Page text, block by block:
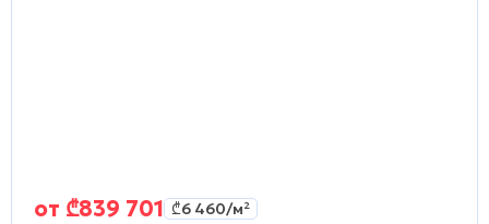
от ₾839 701 ₾6 460/м²